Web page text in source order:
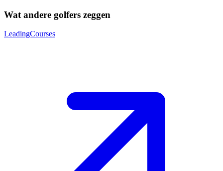
Wat andere golfers zeggen
LeadingCourses